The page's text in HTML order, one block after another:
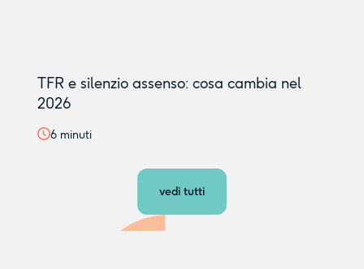
TFR e silenzio assenso: cosa cambia nel
2026
6minuti
vedi tutti